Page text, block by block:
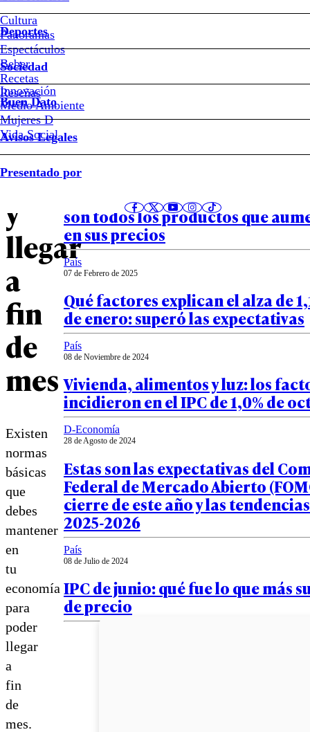
Cultura
Panoramas
Espectáculos
Beber
Recetas
Reseñas
Deportes
Sociedad
Innovación
Medio Ambiente
Mujeres D
Vida Social
Buen Dato
Avisos Legales
Presentado por
financieros
para
sobrevivir
a
la
inflación
y
llegar
a
fin
de
mes
Existen
normas
básicas
que
debes
mantener
en
tu
economía
para
poder
llegar
a
fin
de
mes.
Notas relacionadas
08 de Abril de 2025
IPC de marzo registra alza de
son todos los productos que
en sus precios
País
07 de Febrero de 2025
Qué factores explican el alza de
de enero: superó las expectativas
País
08 de Noviembre de 2024
Vivienda, alimentos y luz: los
incidieron en el IPC de 1,0% de
D-Economía
28 de Agosto de 2024
Estas son las expectativas del
Federal de Mercado Abierto
cierre de este año y las
2025-2026
País
08 de Julio de 2024
IPC de junio: qué fue lo que más
de precio